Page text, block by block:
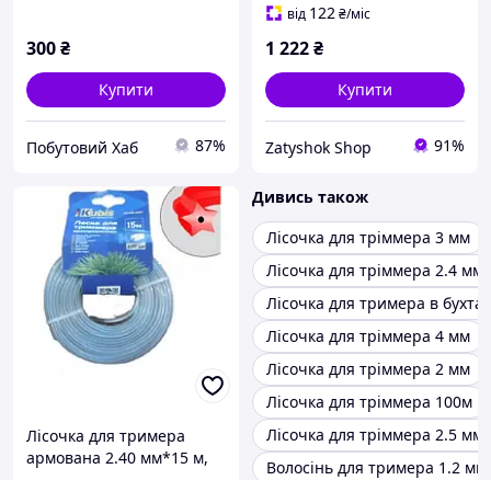
300₴
Купити
Побутовий Хаб 87%
від 122₴/міс
1 222₴
Купити
Zatyshok Shop 91%
Лісочка для тримера
армована 2.40 мм*15 м,
Дивись також
Лісочка для тріммера 3 мм
Лісочка для тріммера 2.4 мм
Лісочка для тримера в бухтах
Лісочка для тріммера 4 мм
Лісочка для тріммера 2 мм
Лісочка для тріммера 100м
Лісочка для тріммера 2.5 мм
Волосінь для тримера 1.2 мм